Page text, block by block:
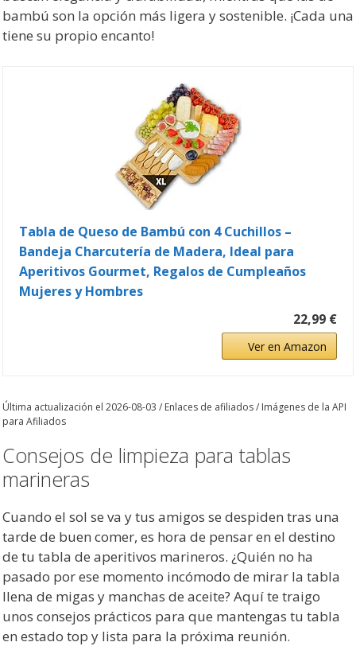
bambú son la opción más ligera y sostenible. ¡Cada una
tiene su propio encanto!
Tabla de Queso de Bambú con 4 Cuchillos –
Bandeja Charcutería de Madera, Ideal para
Aperitivos Gourmet, Regalos de Cumpleaños
Mujeres y Hombres
22,99 €
Ver en Amazon
Última actualización el 2026-08-03 / Enlaces de afiliados / Imágenes de la API
para Afiliados
Consejos de limpieza para tablas
marineras
Cuando el sol se va y tus amigos se despiden tras una
tarde de buen comer, es hora de pensar en el destino
de tu tabla de aperitivos marineros. ¿Quién no ha
pasado por ese momento incómodo de mirar la tabla
llena de migas y manchas de aceite? Aquí te traigo
unos consejos prácticos para que mantengas tu tabla
en estado top y lista para la próxima reunión.